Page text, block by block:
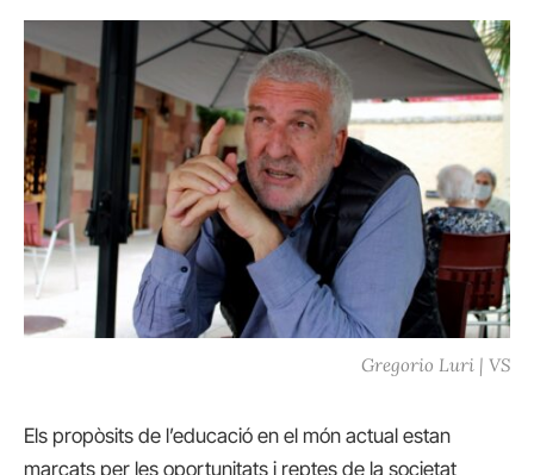
Gregorio Luri | VS
Els propòsits de l’educació en el món actual estan
marcats per les oportunitats i reptes de la societat